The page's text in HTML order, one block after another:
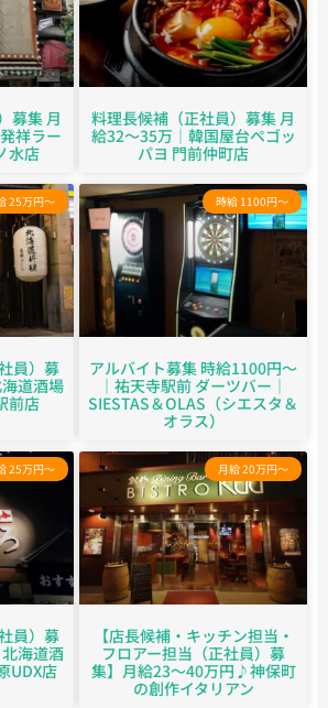
募集 月
祥ラー
水店
料理長候補（正社員）募集 月
給32～35万｜韓国屋台ペゴッ
パヨ 門前仲町店
25万円～
員）募
道酒場
前店
時給 1100円～
アルバイト募集 時給1100円～
｜祐天寺駅前 ダーツバー｜
SIESTAS＆OLAS（シエスタ＆
オラス）
25万円～
員）募
海道酒
UDX店
月給 20万円～
【店長候補・キッチン担当・
フロアー担当（正社員）募
集】月給23〜40万円♪神保町
の創作イタリアン